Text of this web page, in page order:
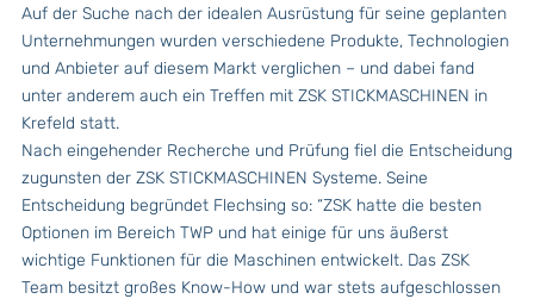
Auf der Suche nach der idealen Ausrüstung für seine geplanten
Unternehmungen wurden verschiedene Produkte, Technologien
und Anbieter auf diesem Markt verglichen – und dabei fand
unter anderem auch ein Treffen mit ZSK STICKMASCHINEN in
Krefeld statt.
Nach eingehender Recherche und Prüfung fiel die Entscheidung
zugunsten der ZSK STICKMASCHINEN Systeme. Seine
Entscheidung begründet Flechsing so: “ZSK hatte die besten
Optionen im Bereich TWP und hat einige für uns äußerst
wichtige Funktionen für die Maschinen entwickelt. Das ZSK
Team besitzt großes Know-How und war stets aufgeschlossen